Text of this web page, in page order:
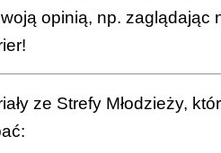
opinią, np. zaglądając
!
ze Strefy Młodzieży,